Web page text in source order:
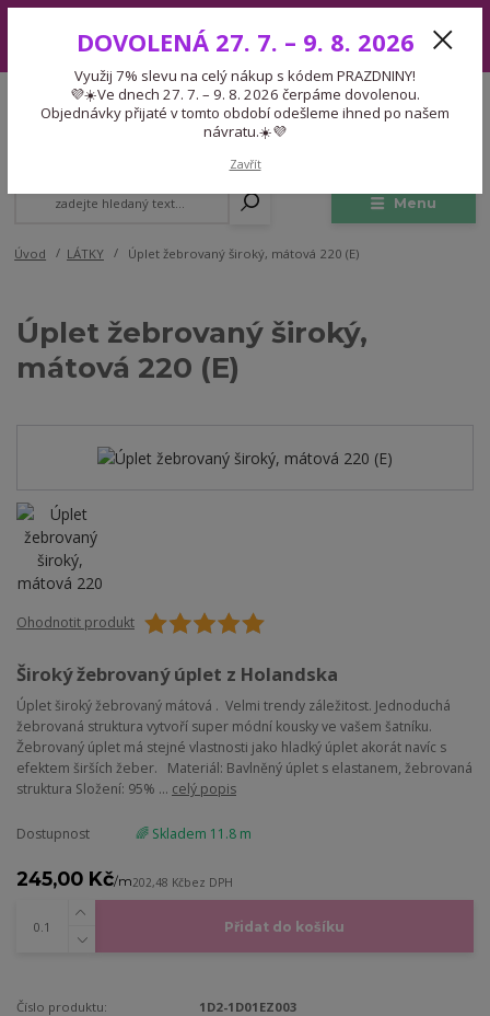
7. – 9. 8. 2026 čerpáme dovolenou. Objednávky přijaté v tomto období
odešleme ihned po našem návratu.☀️💜
Menu
CZK
Expedice 775 866 913
Po-Čt 9-15:30 Pá 9-14:30 Pauza 13-13:45
Úvod LÁTKY Úplet žebrovaný široký, mátová 220 (E)
Úplet žebrovaný široký,
mátová 220 (E)
Ohodnotit produkt
Široký žebrovaný úplet z Holandska
Úplet široký žebrovaný mátová . Velmi trendy záležitost. Jednoduchá
žebrovaná struktura vytvoří super módní kousky ve vašem šatníku.
Žebrovaný úplet má stejné vlastnosti jako hladký úplet akorát navíc s
efektem širších žeber. Materiál: Bavlněný úplet s elastanem, žebrovaná
struktura Složení: 95% ... celý popis
Dostupnost 🌈 Skladem 11.8 m
245,00 Kč/m202,48 Kčbez DPH
Přidat do košíku
Číslo produktu:
1D2-1D01EZ003
DOVOLENÁ 27. 7. – 9. 8. 2026
Využij 7% slevu na celý nákup s kódem PRAZDNINY!
💜☀️Ve dnech 27. 7. – 9. 8. 2026 čerpáme dovolenou.
Objednávky přijaté v tomto období odešleme ihned po našem
návratu.☀️💜
Zavřít